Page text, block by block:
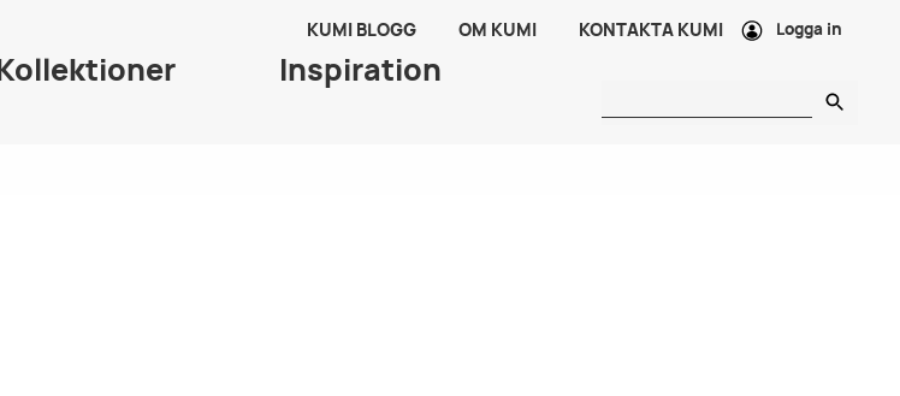
Kollektioner Inspiration
KUMI BLOGG OM KUMI KONTAKTA KUMI Logga in